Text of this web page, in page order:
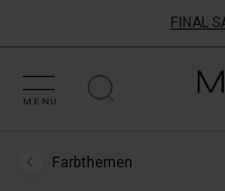
FINAL
MENU
VERANTWORTUNG
Farbthemen
Farbthemen